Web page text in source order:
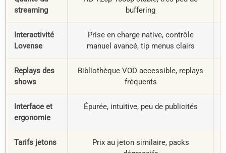
streaming
buffering
Interactivité
Lovense
Prise en charge native, contrôle
manuel avancé, tip menus clairs
Replays des
shows
Bibliothèque VOD accessible, replays
fréquents
Interface et
ergonomie
Épurée, intuitive, peu de publicités
Tarifs jetons
Prix au jeton similaire, packs